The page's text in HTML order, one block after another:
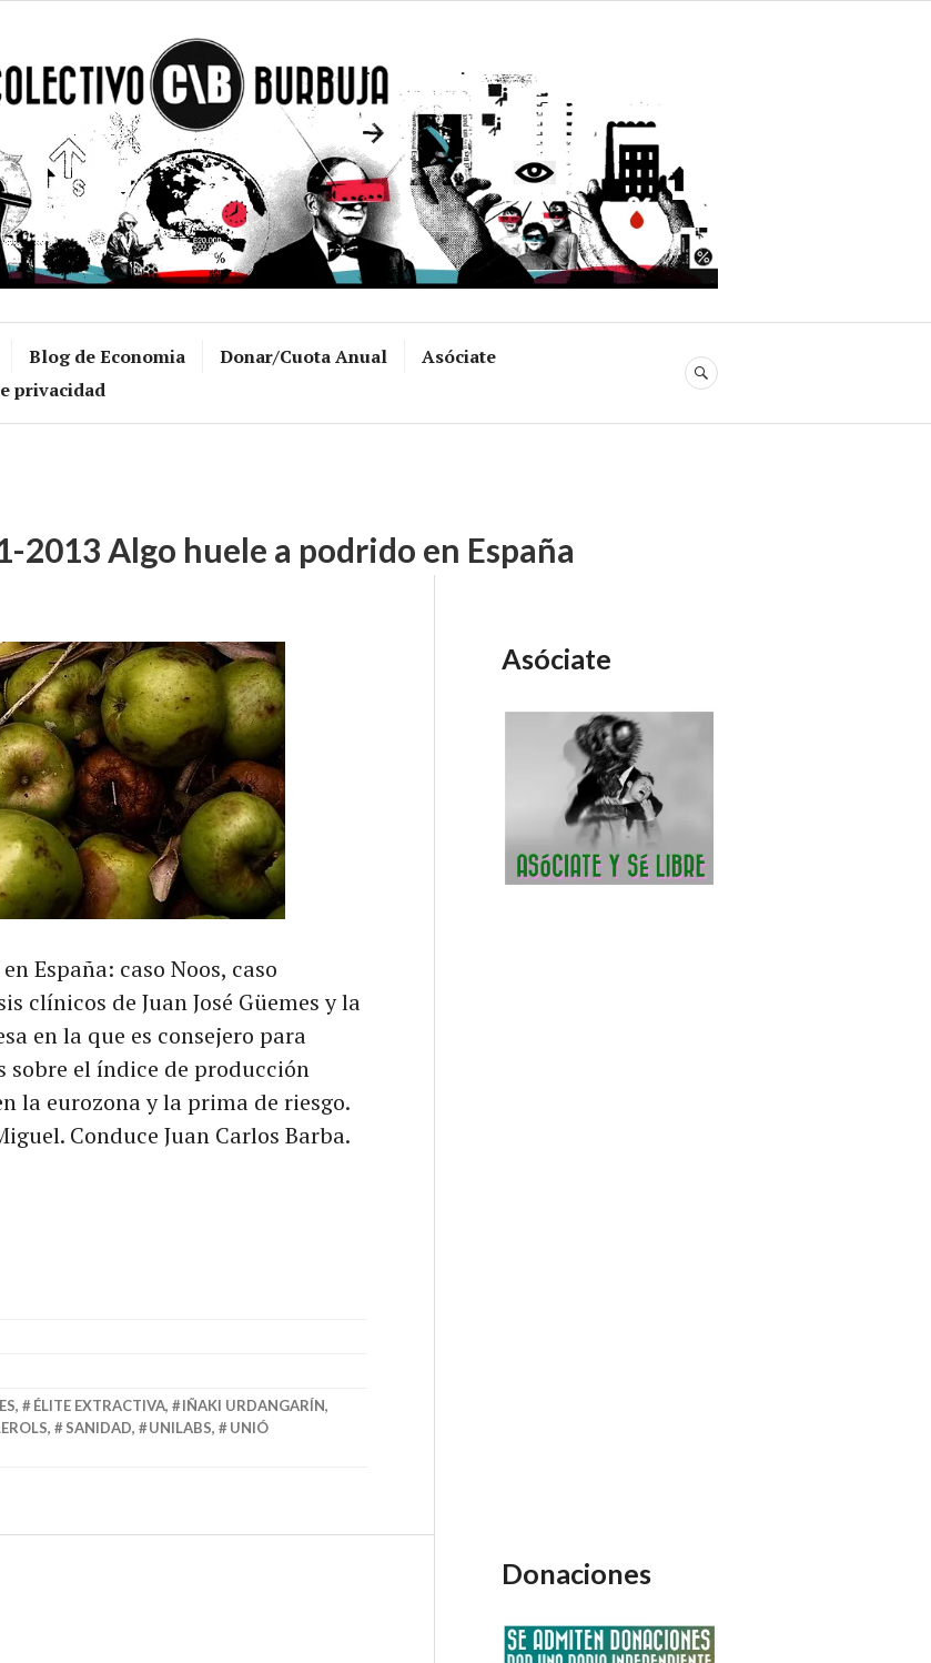
Blog de Economia Donar/Cuota Anual
Asóciate
privacidad
BUSCAR
2013 Algo huele a podrido en España
España: caso Noos, caso
clínicos de Juan José Güemes y la
en la que es consejero para
sobre el índice de producción
la eurozona y la prima de riesgo.
Conduce Juan Carlos Barba.
, ÉLITE EXTRACTIVA, IÑAKI URDANGARÍN,
, SANIDAD, UNILABS,
UNIÓ
Asóciate
Donaciones